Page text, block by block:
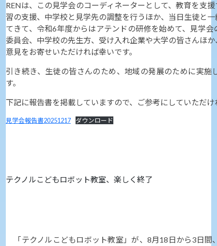
RENは、この見学会のコーディネーターとして、教育を支
習の支援、中学校と見学先の調整を行うほか、当日生徒と
てきて、令和6年度からはアテンドの研修を始めて、見学
委員会、中学校の先生方、受け入れ企業や大学の皆さんほ
意見をお寄せいただければ幸いです。
引き続き、生徒の皆さんのため、地域の発展のために実
す。
下記に報告書を掲載していますので、ご参考にしていただけ
見学会報告書20251217 ダウンロード
テクノルこどもロボット教室、楽しく終了
「テクノルこどもロボット教室」が、8月18日から3日間